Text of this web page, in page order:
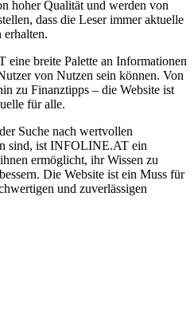
hoher Qualität und werden von
dass die Leser immer aktuelle
erhalten.
breite Palette an Informationen
von Nutzen sein können. Von
zu Finanztipps – die Website ist
für alle.
Suche nach wertvollen
sind, ist INFOLINE.AT ein
ermöglicht, ihr Wissen zu
Die Website ist ein Muss für
und zuverlässigen